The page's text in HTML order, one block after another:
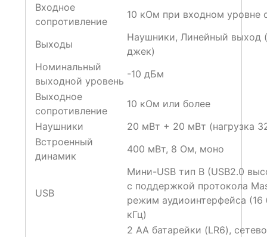
Входное
сопротивление
10 кОм при входном уровне
Выходы
Наушники, Линейный выход
джек)
Номинальный
выходной уровень
-10 дБм
Выходное
сопротивление
10 кОм или более
Наушники
20 мВт + 20 мВт (нагрузка
Встроенный
динамик
400 мВт, 8 Ом, моно
USB
Мини-USB тип B (USB2.0
с поддержкой протокола
режим аудиоинтерфейса (16
кГц)
2 АА батарейки (LR6),